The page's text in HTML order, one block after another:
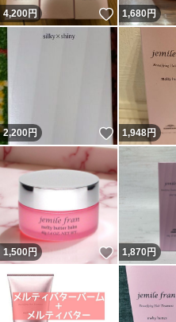
4,200円 いいね！
1,680円
2,200円 いいね！
1,948円
1,500円 いいね！
1,870円